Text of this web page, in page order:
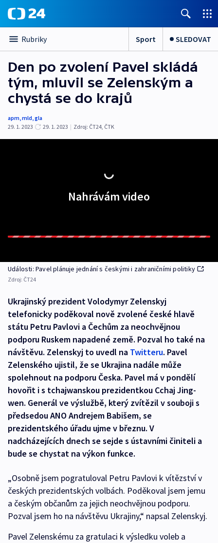
Rubriky Sport SLEDOVAT
Den po zvolení Pavel skládá
tým, mluvil se Zelenským a
chystá se do krajů
apm,mld,gla
29. 1. 2023
29. 1. 2023 | Zdroj: ČT24, ČTK
Nahrávám video
Události: Pavel plánuje jednání s českými i zahraničními politiky
Zdroj: ČT24
Ukrajinský prezident Volodymyr Zelenskyj
telefonicky poděkoval nově zvolené české hlavě
státu Petru Pavlovi a Čechům za neochvějnou
podporu Ruskem napadené země. Pozval ho také na
návštěvu. Zelenskyj to uvedl na Twitteru. Pavel
Zelenského ujistil, že se Ukrajina nadále může
spolehnout na podporu Česka. Pavel má v pondělí
hovořit i s tchajwanskou prezidentkou Cchaj Jing-
wen. Generál ve výslužbě, který zvítězil v souboji s
předsedou ANO Andrejem Babišem, se
prezidentského úřadu ujme v březnu. V
nadcházejících dnech se sejde s ústavními činiteli a
bude se chystat na výkon funkce.
„Osobně jsem pogratuloval Petru Pavlovi k vítězství v
českých prezidentských volbách. Poděkoval jsem jemu
a českým občanům za jejich neochvějnou podporu.
Pozval jsem ho na návštěvu Ukrajiny,“ napsal Zelenskyj.
Pavel Zelenskému za gratulaci k výsledku voleb a